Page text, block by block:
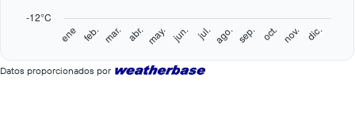
displaying
ene feb. mar. abr. may. jun. jul. ago. sep. oct. nov. dic.
-12°C
interactive
chart
Datos proporcionados por